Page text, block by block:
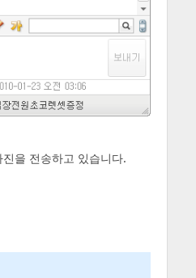
을 전송하고 있습니다.